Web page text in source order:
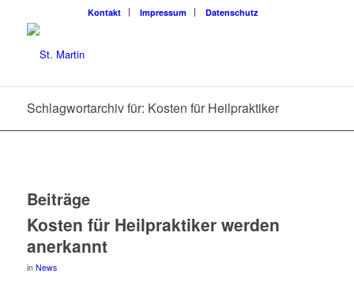
Kon­takt Impres­sum Daten­schutz
Schlagwortarchiv für: Kosten für Heilpraktiker
Beiträge
Kos­ten für Heil­prak­ti­ker wer­den
anerkannt
in News